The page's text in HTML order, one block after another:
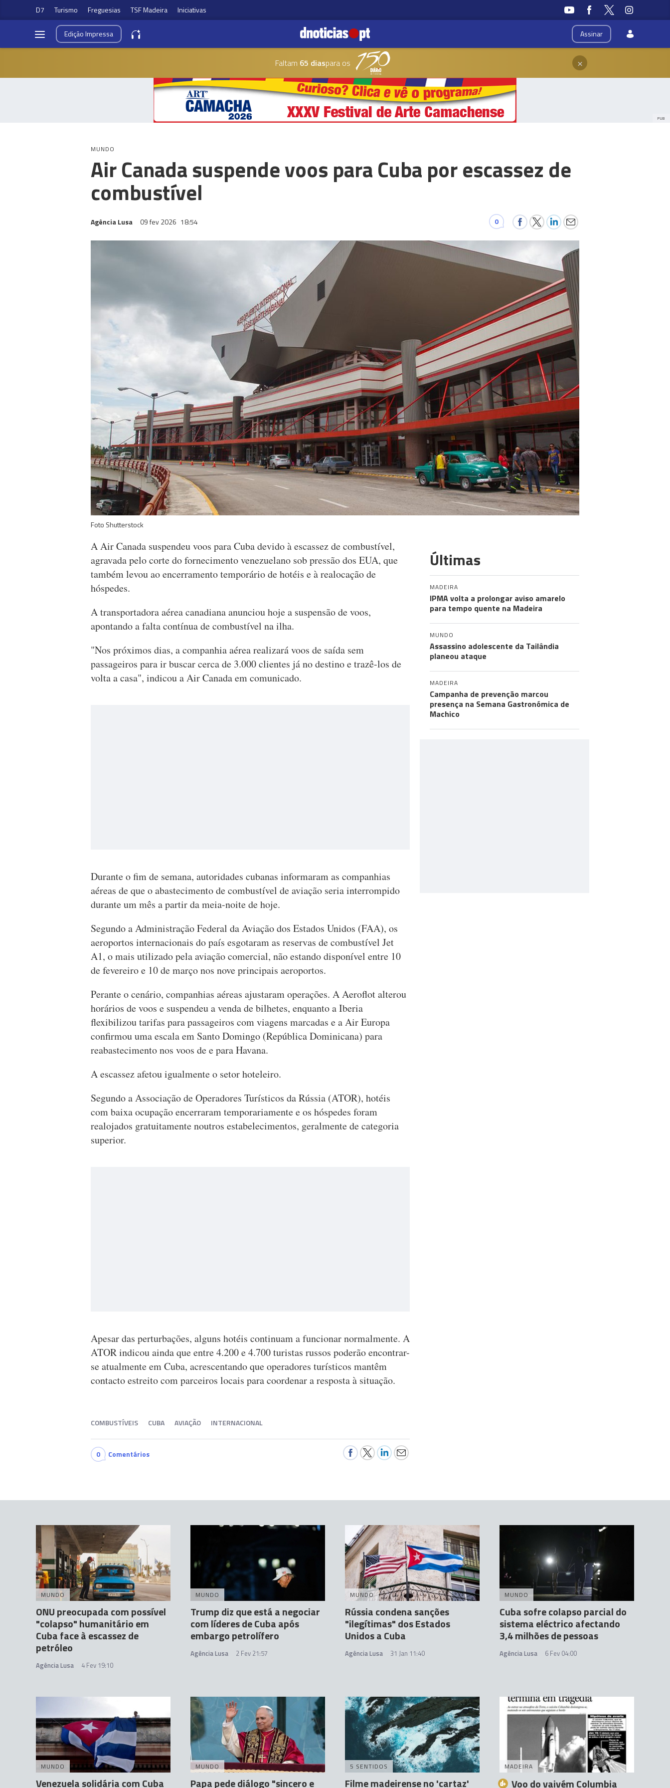
D7 Turismo Freguesias TSF Madeira Iniciativas
Assinar
EdiçãoImpressa
Faltam 65 diaspara os ×
PUB
MUNDO
Air Canada suspende voos para Cuba por escassez de
combustível
Agência Lusa 09 fev 2026 18:54 0
Foto Shutterstock
A Air Canada suspendeu voos para Cuba devido à escassez de combustível,
agravada pelo corte do fornecimento venezuelano sob pressão dos EUA, que
também levou ao encerramento temporário de hotéis e à realocação de
hóspedes.
A transportadora aérea canadiana anunciou hoje a suspensão de voos,
apontando a falta contínua de combustível na ilha.
"Nos próximos dias, a companhia aérea realizará voos de saída sem
passageiros para ir buscar cerca de 3.000 clientes já no destino e trazê-los de
volta a casa", indicou a Air Canada em comunicado.
Durante o fim de semana, autoridades cubanas informaram as companhias
aéreas de que o abastecimento de combustível de aviação seria interrompido
durante um mês a partir da meia-noite de hoje.
Segundo a Administração Federal da Aviação dos Estados Unidos (FAA), os
aeroportos internacionais do país esgotaram as reservas de combustível Jet
A1, o mais utilizado pela aviação comercial, não estando disponível entre 10
de fevereiro e 10 de março nos nove principais aeroportos.
Perante o cenário, companhias aéreas ajustaram operações. A Aeroflot alterou
horários de voos e suspendeu a venda de bilhetes, enquanto a Iberia
flexibilizou tarifas para passageiros com viagens marcadas e a Air Europa
confirmou uma escala em Santo Domingo (República Dominicana) para
reabastecimento nos voos de e para Havana.
A escassez afetou igualmente o setor hoteleiro.
Segundo a Associação de Operadores Turísticos da Rússia (ATOR), hotéis
com baixa ocupação encerraram temporariamente e os hóspedes foram
realojados gratuitamente noutros estabelecimentos, geralmente de categoria
superior.
Apesar das perturbações, alguns hotéis continuam a funcionar normalmente. A
ATOR indicou ainda que entre 4.200 e 4.700 turistas russos poderão encontrar-
se atualmente em Cuba, acrescentando que operadores turísticos mantêm
contacto estreito com parceiros locais para coordenar a resposta à situação.
COMBUSTÍVEIS CUBA AVIAÇÃO INTERNACIONAL
0 Comentários
Últimas
MADEIRA
IPMA volta a prolongar aviso amarelo
para tempo quente na Madeira
MUNDO
Assassino adolescente da Tailândia
planeou ataque
MADEIRA
Campanha de prevenção marcou
presença na Semana Gastronómica de
Machico
MUNDO
ONU preocupada com possível
"colapso" humanitário em
Cuba face à escassez de
petróleo
Agência Lusa 4 Fev 19:10
MUNDO
Trump diz que está a negociar
com líderes de Cuba após
embargo petrolífero
Agência Lusa 2 Fev 21:57
MUNDO
Rússia condena sanções
"ilegítimas" dos Estados
Unidos a Cuba
Agência Lusa 31 Jan 11:40
MUNDO
Cuba sofre colapso parcial do
sistema eléctrico afectando
3,4 milhões de pessoas
Agência Lusa 6 Fev 04:00
MUNDO
Venezuela solidária com Cuba
MUNDO
Papa pede diálogo "sincero e
5 SENTIDOS
Filme madeirense no 'cartaz'
MADEIRA
Voo do vaivém Columbia